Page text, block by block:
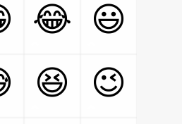
😂
😃
😆 😉